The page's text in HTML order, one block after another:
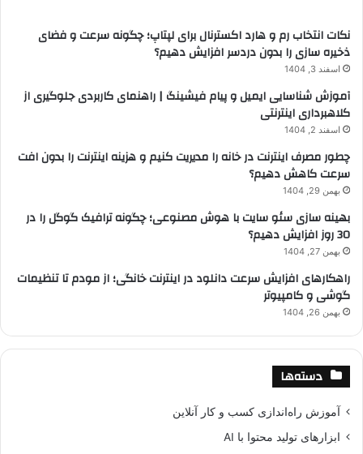
نکات انتخاب رم و هارد اکسترنال برای لپتاپ؛ چگونه سرعت و فضای
ذخیره سازی را بدون دردسر افزایش دهیم؟
اسفند 3, 1404
آموزش شناسایی ایمیل و پیام فیشینگ | راهنمای کاربردی جلوگیری از
کلاهبرداری اینترنتی
اسفند 2, 1404
چطور مصرف اینترنت در خانه را مدیریت کنیم و هزینه اینترنت را بدون افت
سرعت کاهش دهیم؟
بهمن 29, 1404
بهینه سازی سئو سایت با هوش مصنوعی؛ چگونه ترافیک گوگل را در
30 روز افزایش دهیم؟
بهمن 27, 1404
راهکارهای افزایش سرعت دانلود در اینترنت خانگی؛ از مودم تا تنظیمات
گوشی و کامپیوتر
بهمن 26, 1404
دسته‌ها
آموزش راه‌اندازی کسب و کار آنلاین
ابزارهای تولید محتوا با AI